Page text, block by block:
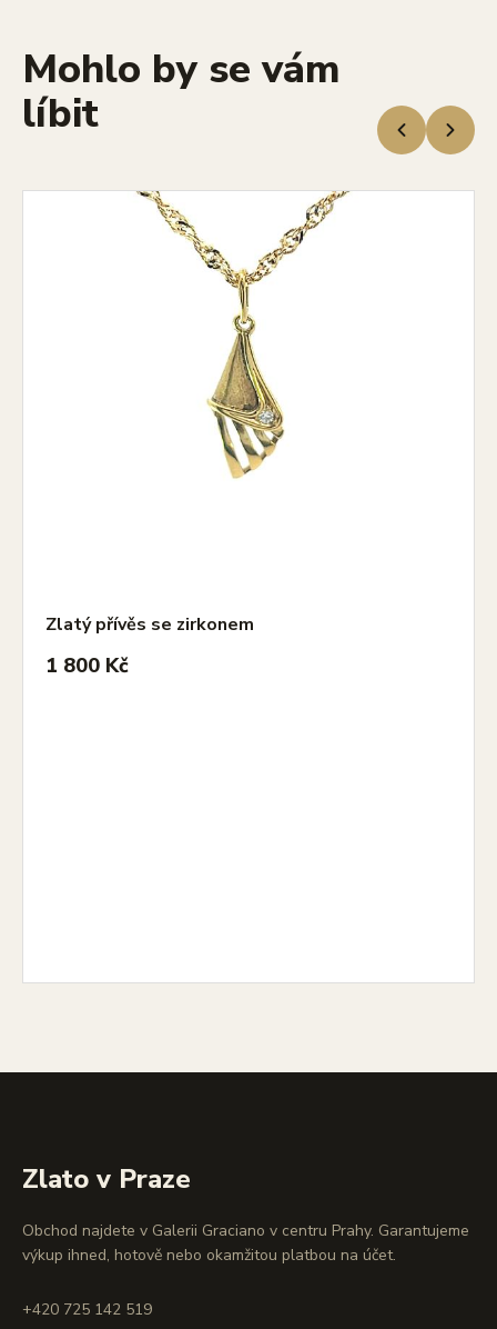
Mohlo by se vám
líbit
Zlatý přívěs se zirkonem
1 800 Kč
Zlato v Praze
Obchod najdete v Galerii Graciano v centru Prahy. Garantujeme
výkup ihned, hotově nebo okamžitou platbou na účet.
+420 725 142 519